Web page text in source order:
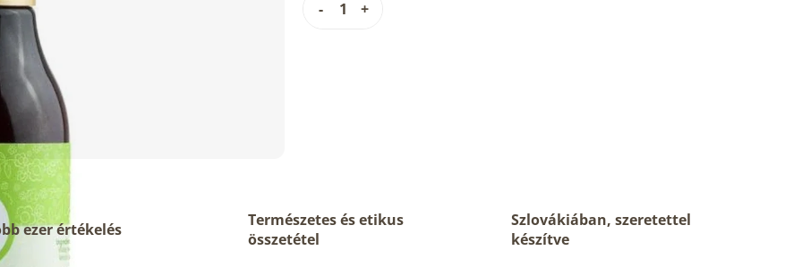
ezer értékelés
Természetes és etikus
összetétel
Szlovákiában, szeretettel
készítve